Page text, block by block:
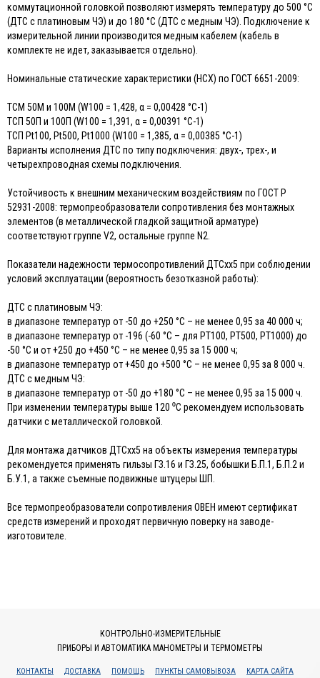
коммутационной головкой позволяют измерять температуру до 500 °С
(ДТС с платиновым ЧЭ) и до 180 °С (ДТС с медным ЧЭ). Подключение к
измерительной линии производится медным кабелем (кабель в
комплекте не идет, заказывается отдельно).
Номинальные статические характеристики (НСХ) по ГОСТ 6651-2009:
ТСМ 50М и 100М (W100 = 1,428, α = 0,00428 °С-1)
ТСП 50П и 100П (W100 = 1,391, α = 0,00391 °С-1)
ТСП Pt100, Pt500, Pt1000 (W100 = 1,385, α = 0,00385 °С-1)
Варианты исполнения ДТС по типу подключения: двух-, трех-, и
четырехпроводная схемы подключения.
Устойчивость к внешним механическим воздействиям по ГОСТ Р
52931-2008: термопреобразователи сопротивления без монтажных
элементов (в металлической гладкой защитной арматуре)
соответствуют группе V2, остальные группе N2.
Показатели надежности термосопротивлений ДТСхх5 при соблюдении
условий эксплуатации (вероятность безотказной работы):
ДТС с платиновым ЧЭ:
в диапазоне температур от -50 до +250 °С – не менее 0,95 за 40 000 ч;
в диапазоне температур от -196 (-60 °С – для РТ100, РТ500, РТ1000) до
-50 °С и от +250 до +450 °С – не менее 0,95 за 15 000 ч;
в диапазоне температур от +450 до +500 °С – не менее 0,95 за 8 000 ч.
ДТС с медным ЧЭ:
в диапазоне температур от -50 до +180 °С – не менее 0,95 за 15 000 ч.
При изменении температуры выше 120 ⁰С рекомендуем использовать
датчики с металлической головкой.
Для монтажа датчиков ДТСхх5 на объекты измерения температуры
рекомендуется применять гильзы ГЗ.16 и ГЗ.25, бобышки Б.П.1, Б.П.2 и
Б.У.1, а также съемные подвижные штуцеры ШП.
Все термопреобразователи сопротивления ОВЕН имеют сертификат
средств измерений и проходят первичную поверку на заводе-
изготовителе.
КОНТРОЛЬНО-ИЗМЕРИТЕЛЬНЫЕ
ПРИБОРЫ И АВТОМАТИКА МАНОМЕТРЫ И ТЕРМОМЕТРЫ
КОНТАКТЫ ДОСТАВКА ПОМОЩЬ ПУНКТЫ САМОВЫВОЗА КАРТА САЙТА